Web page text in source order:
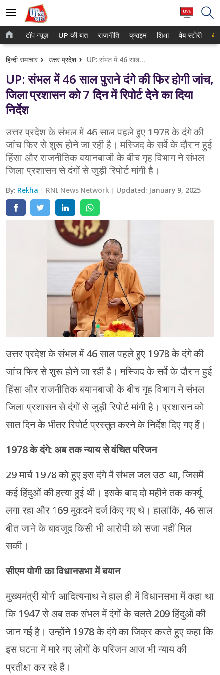
होम
टॉप न्यूज़
UP की बात
राजनीति
क्राइम
शिक्षा
वेब स्टोरी
टॉप न्यूज़ UP की बात राजनीति क्राइम शिक्षा वेब स्टोरी
हिन्दी समाचार उत्तर प्रदेश UP: संभल में 46 साल पुराने दंगे की फिर होगी जांच, जिला प्रशासन को 7 दिन में रिपोर्ट देने का दिया निर्देश
UP: संभल में 46 साल पुराने दंगे की फिर होगी जांच,
जिला प्रशासन को 7 दिन में रिपोर्ट देने का दिया
निर्देश
उत्तर प्रदेश के संभल में 46 साल पहले हुए 1978 के दंगे की
जांच फिर से शुरू होने जा रही है। मस्जिद के सर्वे के दौरान हुई
हिंसा और राजनीतिक बयानबाजी के बीच गृह विभाग ने संभल
जिला प्रशासन से दंगों से जुड़ी रिपोर्ट मांगी है।
By: Rekha RNI News Network Updated: January 9, 2025
उत्तर प्रदेश के संभल में 46 साल पहले हुए 1978 के दंगे की
जांच फिर से शुरू होने जा रही है। मस्जिद के सर्वे के दौरान हुई
हिंसा और राजनीतिक बयानबाजी के बीच गृह विभाग ने संभल
जिला प्रशासन से दंगों से जुड़ी रिपोर्ट मांगी है। प्रशासन को
सात दिन के भीतर रिपोर्ट प्रस्तुत करने के निर्देश दिए गए हैं।
1978 के दंगे: अब तक न्याय से वंचित परिजन
29 मार्च 1978 को हुए इस दंगे में संभल जल उठा था, जिसमें
कई हिंदुओं की हत्या हुई थी। इसके बाद दो महीने तक कर्फ्यू
लगा रहा और 169 मुकदमे दर्ज किए गए थे। हालांकि, 46 साल
बीत जाने के बावजूद किसी भी आरोपी को सजा नहीं मिल
सकी।
सीएम योगी का विधानसभा में बयान
मुख्यमंत्री योगी आदित्यनाथ ने हाल ही में विधानसभा में कहा था
कि 1947 से अब तक संभल में दंगों के चलते 209 हिंदुओं की
जान गई है। उन्होंने 1978 के दंगे का जिक्र करते हुए कहा कि
इस घटना में मारे गए लोगों के परिजन आज भी न्याय की
प्रतीक्षा कर रहे हैं।
गाजियाबाद
लखनऊ
कानपुर
वाराणसी
आगरा
अयोध्या
अलीगढ़
मथुरा